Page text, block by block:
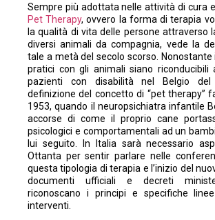
Sempre più adottata nelle attività di cura
Pet Therapy, ovvero la forma di terapia
la qualità di vita delle persone attraverso
diversi animali da compagnia, vede la
tale a metà del secolo scorso. Nonostante
pratici con gli animali siano riconducibili
pazienti con disabilità nel Belgio
definizione del concetto di “pet therapy”
1953, quando il neuropsichiatra infantile
accorse di come il proprio cane
psicologici e comportamentali ad un
lui seguito. In Italia sarà necessario
Ottanta per sentir parlare nelle
questa tipologia di terapia e l’inizio del
documenti ufficiali e decreti
riconoscano i principi e specifiche
interventi.